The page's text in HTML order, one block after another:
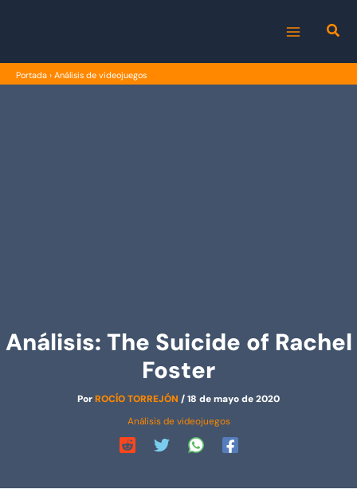
MENU
Portada › Análisis de videojuegos
Análisis: The Suicide of Rachel
Foster
PorROCÍO TORREJÓN /18 de mayo de 2020
Análisis de videojuegos